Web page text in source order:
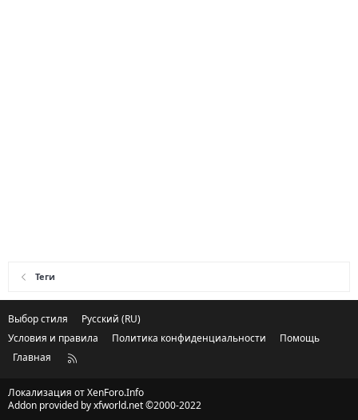
Теги
Выбор стиля
Русский (RU)
Условия и правила
Политика конфиденциальности
Помощь
Главная
R
Локализация отXenForo.Info
Addon provided by xfworld.net ©2000-2022